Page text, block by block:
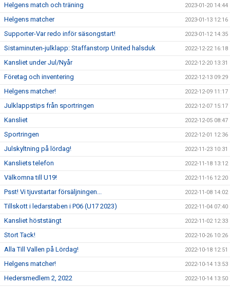
Helgens match och träning 2023-01-20 14:44
Helgens matcher 2023-01-13 12:16
Supporter-Var redo inför säsongstart! 2023-01-12 14:35
Sistaminuten-julklapp: Staffanstorp United halsduk 2022-12-22 16:18
Kansliet under Jul/Nyår 2022-12-20 13:31
Företag och inventering 2022-12-13 09:29
Helgens matcher! 2022-12-09 11:17
Julklappstips från sportringen 2022-12-07 15:17
Kansliet 2022-12-05 08:47
Sportringen 2022-12-01 12:36
Julskyltning på lördag! 2022-11-23 10:31
Kansliets telefon 2022-11-18 13:12
Välkomna till U19! 2022-11-16 12:20
Psst! Vi tjuvstartar försäljningen... 2022-11-08 14:02
Tillskott i ledarstaben i P06 (U17 2023) 2022-11-04 07:40
Kansliet höststängt 2022-11-02 12:33
Stort Tack! 2022-10-26 10:26
Alla Till Vallen på Lördag! 2022-10-18 12:51
Helgens matcher! 2022-10-14 13:53
Hedersmedlem 2, 2022 2022-10-14 13:50